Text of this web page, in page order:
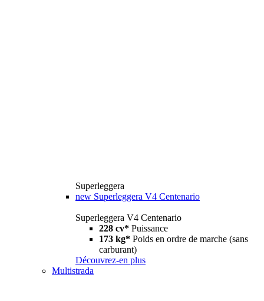
Superleggera
new Superleggera V4 Centenario
Superleggera V4 Centenario
228 cv* Puissance
173 kg* Poids en ordre de marche (sans
carburant)
Découvrez-en plus
Multistrada